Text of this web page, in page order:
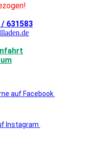
/ 631583
auf Facebook
Instagram